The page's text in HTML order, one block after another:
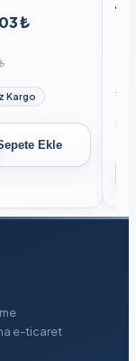
₺
Kargo
Ekle
e-ticaret